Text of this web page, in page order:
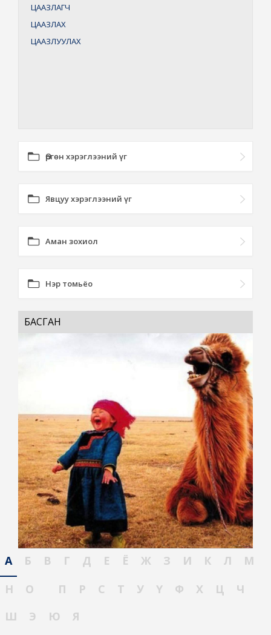
ЦААЗЛАГЧ
ЦААЗЛАХ
ЦААЗЛУУЛАХ
Өргөн хэрэглээний үг
Явцуу хэрэглээний үг
Аман зохиол
Нэр томьёо
БАСГАН
А Б В Г Д Е Ё Ж З И К Л
М
Н
О П Р С Т У Ү Ф Х Ц
Ч
Ш
Э Ю Я